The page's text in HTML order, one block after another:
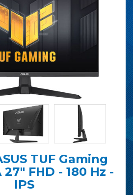
TUF Gaming
27" FHD - 180 Hz -
IPS